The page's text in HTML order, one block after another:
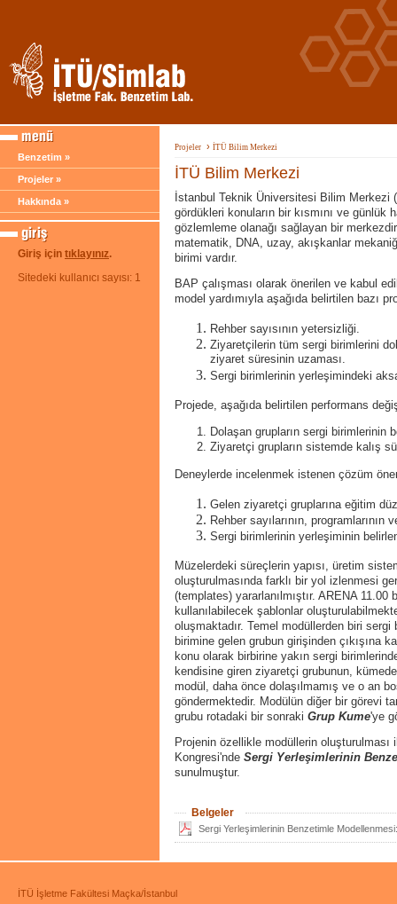
Benzetim »
Projeler »
Hakkında »
Giriş için tıklayınız.
Sitedeki kullanıcı sayısı: 1
Projeler › İTÜ Bilim Merkezi
İTÜ Bilim Merkezi
İstanbul Teknik Üniversitesi Bilim
gördükleri konuların bir kısmını ve günlük
gözlemleme olanağı sağlayan bir
matematik, DNA, uzay, akışkanlar
birimi vardır.
BAP çalışması olarak önerilen ve kabul
model yardımıyla aşağıda belirtilen bazı
Rehber sayısının yetersizliği.
Ziyaretçilerin tüm sergi birimlerini
ziyaret süresinin uzaması.
Sergi birimlerinin yerleşimindeki
Projede, aşağıda belirtilen performans
Dolaşan grupların sergi birimlerinin
Ziyaretçi grupların sistemde kalış
Deneylerde incelenmek istenen çözüm
Gelen ziyaretçi gruplarına eğitim
Rehber sayılarının,
Sergi birimlerinin yerleşiminin
Müzelerdeki süreçlerin yapısı, üretim
oluşturulmasında farklı bir yol izlenmesi
(templates) yararlanılmıştır. ARENA 11.00
kullanılabilecek şablonlar
oluşmaktadır. Temel modüllerden biri
birimine gelen grubun girişinden çıkışına
konu olarak birbirine yakın sergi
kendisine giren ziyaretçi grubunun,
modül, daha önce dolaşılmamış ve o an
göndermektedir. Modülün diğer bir görevi
grubu rotadaki bir sonraki Grup Kume'ye
Projenin özellikle modüllerin oluşturulması
Kongresi'nde Sergi Yerleşimlerinin
sunulmuştur.
Belgeler
Sergi Yerleşimlerinin Benzetimle
İTÜ İşletme Fakültesi Maçka/İstanbul